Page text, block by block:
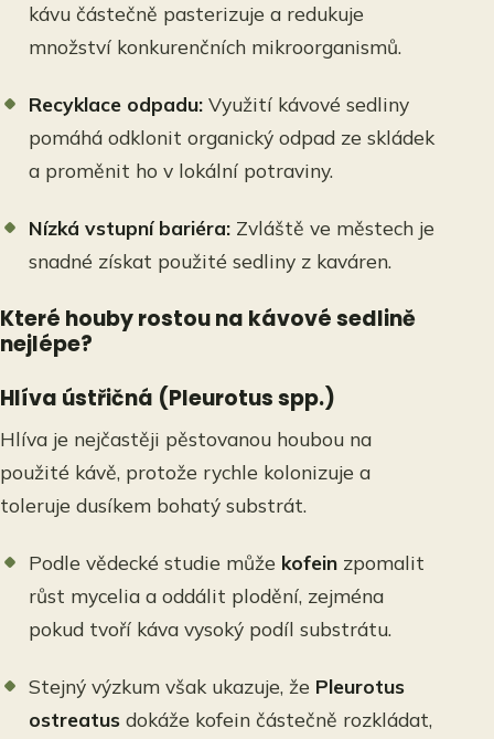
kávu částečně pasterizuje a redukuje
množství konkurenčních mikroorganismů.
Recyklace odpadu: Využití kávové sedliny
pomáhá odklonit organický odpad ze skládek
a proměnit ho v lokální potraviny.
Nízká vstupní bariéra: Zvláště ve městech je
snadné získat použité sedliny z kaváren.
Které houby rostou na kávové sedlině
nejlépe?
Hlíva ústřičná (Pleurotus spp.)
Hlíva je nejčastěji pěstovanou houbou na
použité kávě, protože rychle kolonizuje a
toleruje dusíkem bohatý substrát.
Podle vědecké studie může kofein zpomalit
růst mycelia a oddálit plodění, zejména
pokud tvoří káva vysoký podíl substrátu.
Stejný výzkum však ukazuje, že Pleurotus
ostreatus dokáže kofein částečně rozkládat,